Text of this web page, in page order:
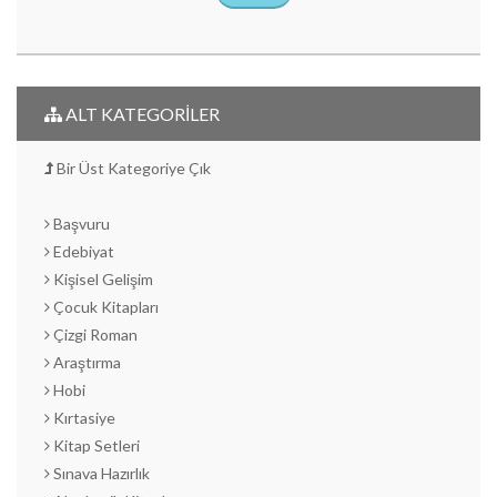
ALT KATEGORİLER
Bir Üst Kategoriye Çık
Başvuru
Edebiyat
Kişisel Gelişim
Çocuk Kitapları
Çizgi Roman
Araştırma
Hobi
Kırtasiye
Kitap Setleri
Sınava Hazırlık